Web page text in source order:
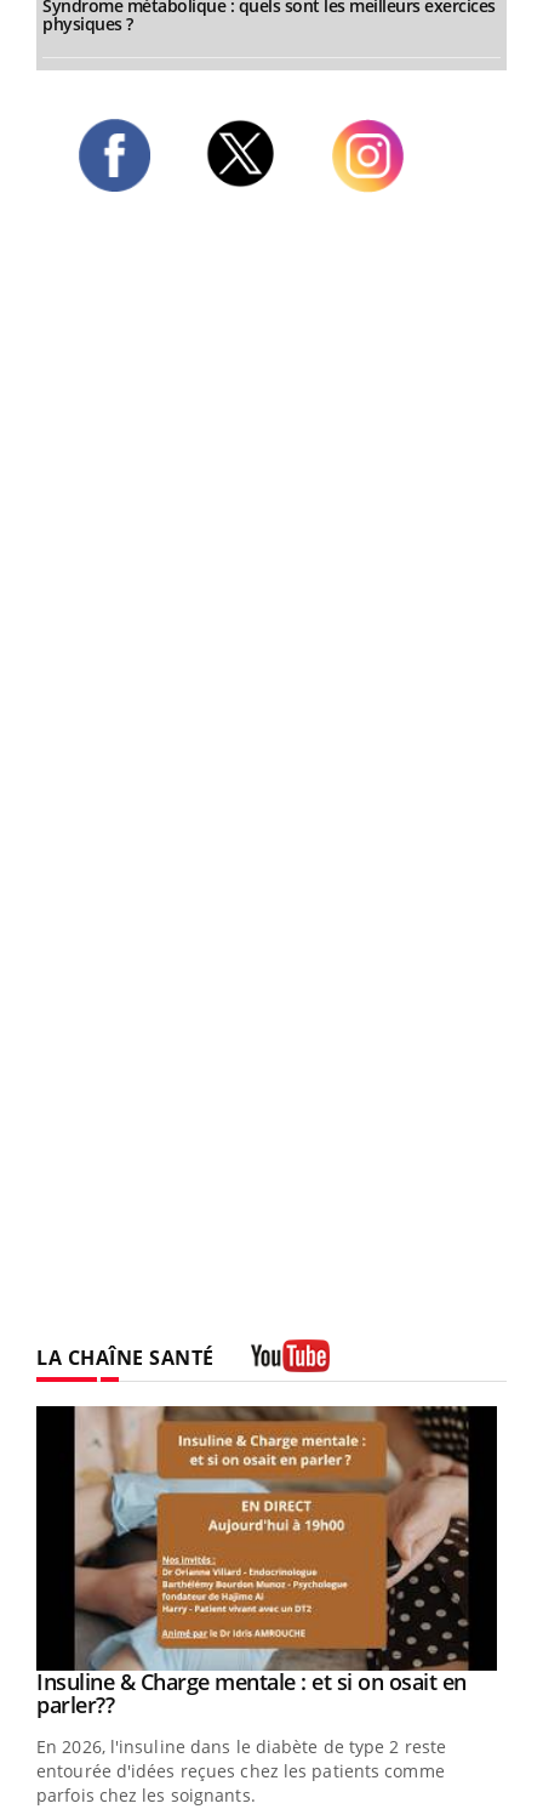
Syndrome métabolique : quels sont les meilleurs exercices
physiques ?
LA CHAÎNE SANTÉ
Youtube
Insuline & Charge mentale : et si on osait en
parler??Youtube
En 2026, l'insuline dans le diabète de type 2 reste
entourée d'idées reçues chez les patients comme
parfois chez les soignants.